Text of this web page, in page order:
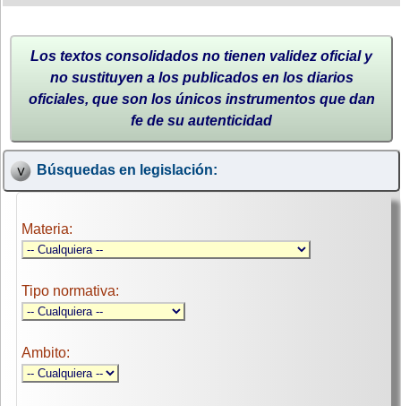
Los textos consolidados no tienen validez oficial y
no sustituyen a los publicados en los diarios
oficiales, que son los únicos instrumentos que dan
fe de su autenticidad
Búsquedas en legislación:
Materia:
Tipo normativa:
Ambito: